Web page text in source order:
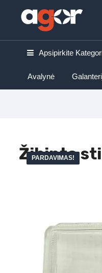
Apsipirkite
Avalynė
Žibinto
PARDAVIMAS!